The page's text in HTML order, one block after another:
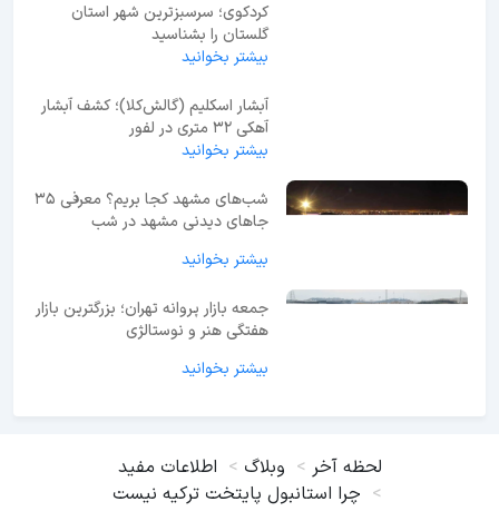
کردکوی؛ سرسبزترین شهر استان
گلستان را بشناسید
بیشتر بخوانید
آبشار اسکلیم (گالش‌کلا)؛ کشف آبشار
آهکی ۳۲ متری در لفور
بیشتر بخوانید
شب‌های مشهد کجا بریم؟ معرفی 35
جاهای دیدنی مشهد در شب
بیشتر بخوانید
جمعه بازار پروانه تهران؛ بزرگترین بازار
هفتگی هنر و نوستالژی
بیشتر بخوانید
لحظه آخر وبلاگ
اطلاعات مفید
چرا استانبول پایتخت ترکیه نیست